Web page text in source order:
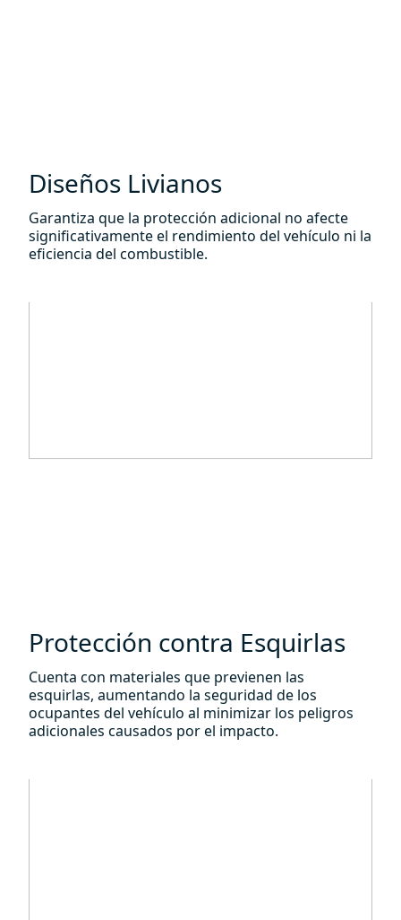
Diseños Livianos
Garantiza que la protección adicional no afecte
significativamente el rendimiento del vehículo ni la
eficiencia del combustible.
Protección contra Esquirlas
Cuenta con materiales que previenen las
esquirlas, aumentando la seguridad de los
ocupantes del vehículo al minimizar los peligros
adicionales causados por el impacto.